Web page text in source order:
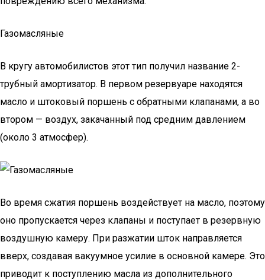
Газомасляные
В кругу автомобилистов этот тип получил название 2-
трубный амортизатор. В первом резервуаре находятся
масло и штоковый поршень с обратными клапанами, а во
втором — воздух, закачанный под средним давлением
(около 3 атмосфер).
Во время сжатия поршень воздействует на масло, поэтому
оно пропускается через клапаны и поступает в резервную
воздушную камеру. При разжатии шток направляется
вверх, создавая вакуумное усилие в основной камере. Это
приводит к поступлению масла из дополнительного